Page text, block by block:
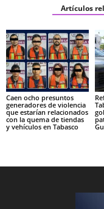
Artículos
Caen ocho presuntos
generadores de violencia
que estarían relacionados
con la quema de tiendas
y vehículos en Tabasco